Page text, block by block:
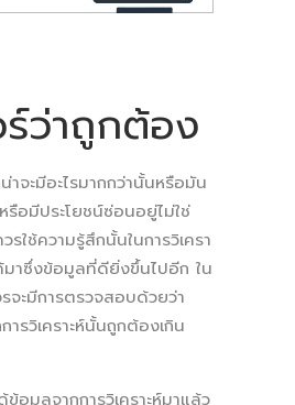
ว่าถูกต้อง
าจะมีอะไรมากกว่านั้นหรือมัน
อมีประโยชน์ซ่อนอยู่ไม่ใช่
ใช้ความรู้สึกนั้นในการวิเครา
มาซึ่งข้อมูลที่ดียิ่งขึ้นไปอีก ใน
จะมีการตรวจสอบด้วยว่า
รวิเคราะห์นั้นถูกต้องเกิน
อมูลจากการวิเคราะห์มาแล้ว